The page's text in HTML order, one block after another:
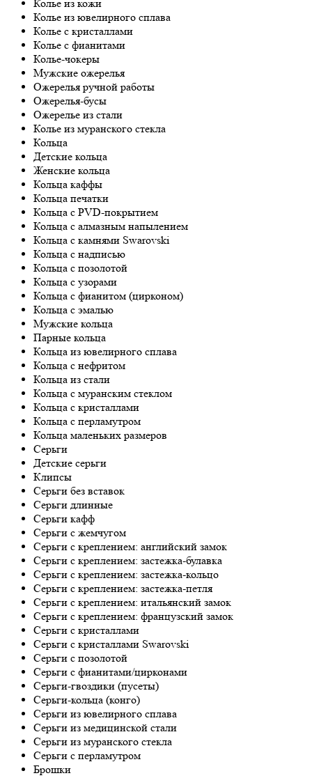
Колье из кожи
Колье из ювелирного сплава
Колье с кристаллами
Колье с фианитами
Колье-чокеры
Мужские ожерелья
Ожерелья ручной работы
Ожерелья-бусы
Ожерелье из стали
Колье из муранского стекла
Кольца
Детские кольца
Женские кольца
Кольца каффы
Кольца печатки
Кольца с PVD-покрытием
Кольца с алмазным напылением
Кольца с камнями Swarovski
Кольца с надписью
Кольца с позолотой
Кольца с узорами
Кольца с фианитом (цирконом)
Кольца с эмалью
Мужские кольца
Парные кольца
Кольца из ювелирного сплава
Кольца с нефритом
Кольца из стали
Кольца с муранским стеклом
Кольца с кристаллами
Кольца с перламутром
Кольца маленьких размеров
Серьги
Детские серьги
Клипсы
Серьги без вставок
Серьги длинные
Серьги кафф
Серьги с жемчугом
Серьги с креплением: английский замок
Серьги с креплением: застежка-булавка
Серьги с креплением: застежка-кольцо
Серьги с креплением: застежка-петля
Серьги с креплением: итальянский замок
Серьги с креплением: французский замок
Серьги с кристаллами
Серьги с кристаллами Swarovski
Серьги с позолотой
Серьги с фианитами/цирконами
Серьги-гвоздики (пусеты)
Серьги-кольца (конго)
Серьги из ювелирного сплава
Серьги из медицинской стали
Серьги из муранского стекла
Серьги с перламутром
Брошки